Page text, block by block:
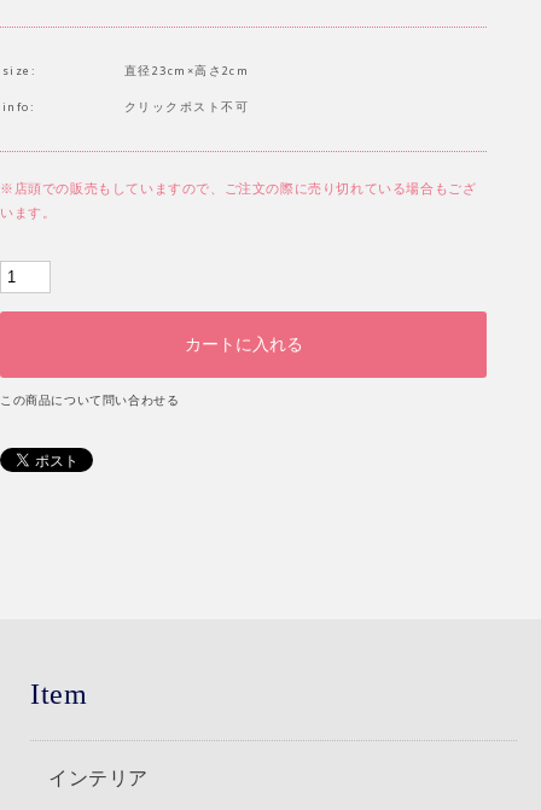
size: 直径23cm×高さ2cm
info: クリックポスト不可
※店頭での販売もしていますので、ご注文の際に売り切れている場合もござ
います。
この商品について問い合わせる
Item
インテリア